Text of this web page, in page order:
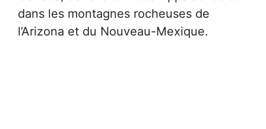
dans les montagnes rocheuses de
l’Arizona et du Nouveau-Mexique.